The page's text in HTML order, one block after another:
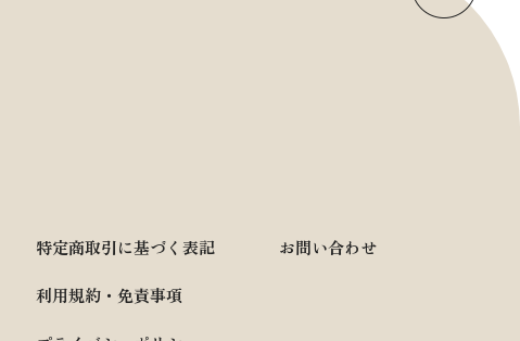
特定商取引に基づく表記
利用規約・免責事項
お問い合わせ